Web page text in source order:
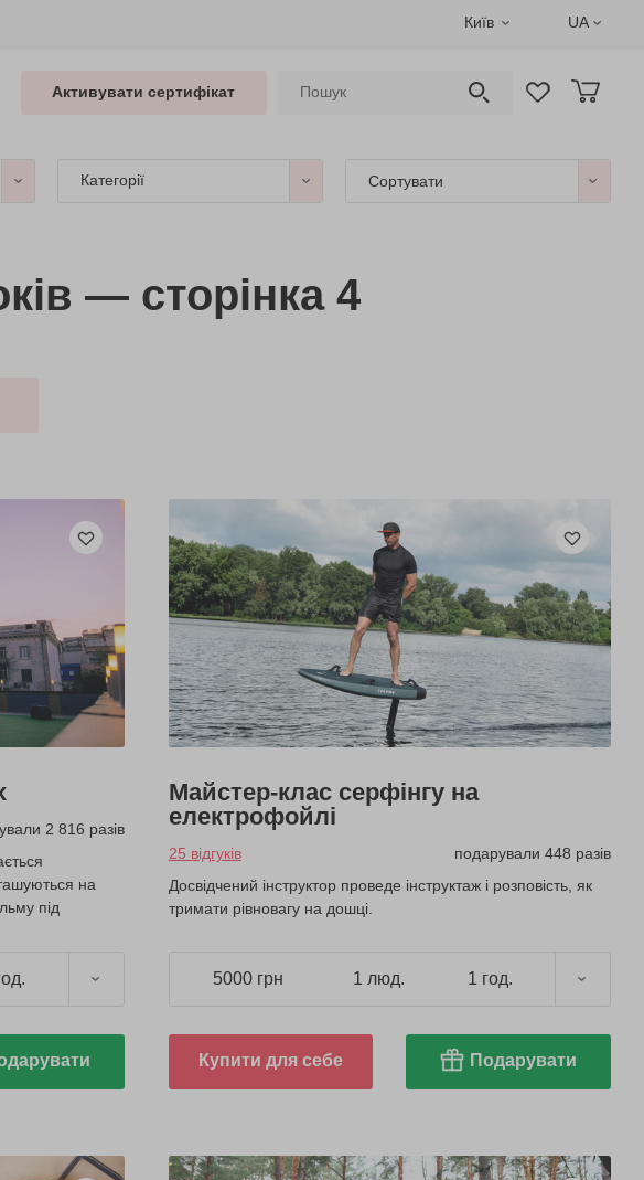
Київ UA
Активувати сертифікат
Категорії Сортувати
— сторінка 4
2 816 разів
на
під
Майстер-клас серфінгу на
електрофойлі
25 відгуків
подарували 448 разів
Досвідчений інструктор проведе інструктаж і розповість, як
тримати рівновагу на дошці.
5000 грн 1 люд. 1 год.
Купити для себе Подарувати